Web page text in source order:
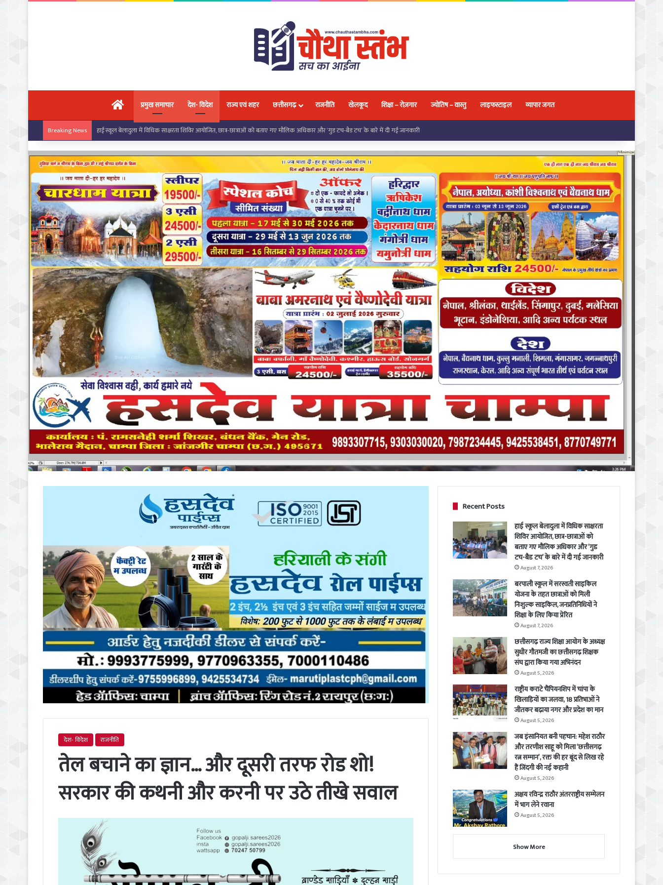
मुख्य पृष्ठप्रमुख समाचार देश- विदेश राज्य एवं शहर छत्तीसगढ़ राजनीति खेलकूद शिक्षा – रोज़गार ज्योतिष – वास्तु लाइफस्टाइल व्यापार जगत
Breaking News बरपाली स्कूल में सरस्वती साइकिल योजना के तहत छात्राओं को मिली निःशुल्क साइकिल, जनप्रतिनिधियों ने शिक्षा के लिए किया प्रेरित
देश- विदेश राजनीति
तेल बचाने का ज्ञान… और दूसरी तरफ रोड शो!
सरकार की कथनी और करनी पर उठे तीखे सवाल
Recent Posts
हाई स्कूल बेलादुला में विधिक साक्षरता
शिविर आयोजित, छात्र-छात्राओं को
बताए गए मौलिक अधिकार और ‘गुड
टच-बैड टच’ के बारे में दी गई जानकारी
August 7, 2026
बरपाली स्कूल में सरस्वती साइकिल
योजना के तहत छात्राओं को मिली
निःशुल्क साइकिल, जनप्रतिनिधियों ने
शिक्षा के लिए किया प्रेरित
August 7, 2026
छत्तीसगढ़ राज्य शिक्षा आयोग के अध्यक्ष
सुधीर गौतमजी का छत्तीसगढ़ शिक्षक
संघ द्वारा किया गया अभिनंदन
August 5, 2026
राष्ट्रीय कराटे चैंपियनशिप में चांपा के
खिलाड़ियों का जलवा, 18 प्रतिभाओं ने
जीतकर बढ़ाया नगर और प्रदेश का मान
August 5, 2026
जब इंसानियत बनी पहचान: महेश राठौर
और तरणीश साहू को मिला ‘छत्तीसगढ़
रत्न सम्मान’, रक्त की हर बूंद से लिख रहे
हैं जिंदगी की नई कहानी
August 5, 2026
अक्षय रविन्द्र राठौर अंतरराष्ट्रीय सम्मेलन
में भाग लेने रवाना
August 5, 2026
Show More